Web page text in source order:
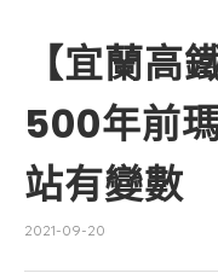
【宜蘭高
500年前
站有變數
2021-09-20